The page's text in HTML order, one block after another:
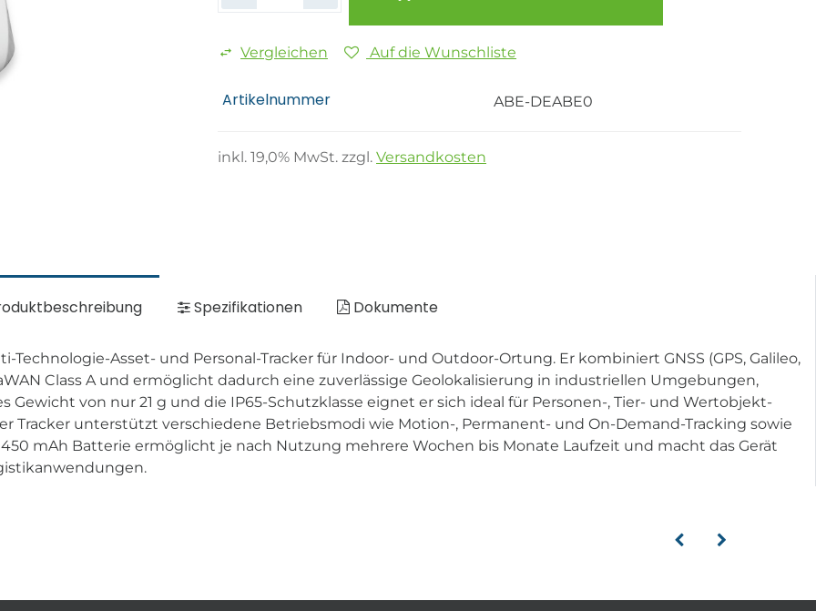
Vergleichen Auf die Wunschliste
Artikelnummer ABE-DEABE0
inkl. 19,0% MwSt. zzgl. Versandkosten
Spezifikationen Dokumente
Asset- und Personal-Tracker für Indoor- und Outdoor-Ortung. Er kombiniert GNSS (GPS, Galileo,
Class A und ermöglicht dadurch eine zuverlässige Geolokalisierung in industriellen Umgebungen,
von nur 21 g und die IP65-Schutzklasse eignet er sich ideal für Personen-, Tier- und Wertobjekt-
Tracker unterstützt verschiedene Betriebsmodi wie Motion-, Permanent- und On-Demand-Tracking sowie
mAh Batterie ermöglicht je nach Nutzung mehrere Wochen bis Monate Laufzeit und macht das Gerät